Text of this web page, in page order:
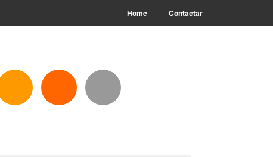
Home Contactar